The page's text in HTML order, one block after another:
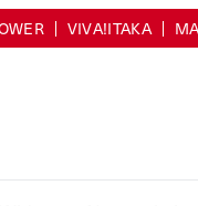
VIVA!ITAKA